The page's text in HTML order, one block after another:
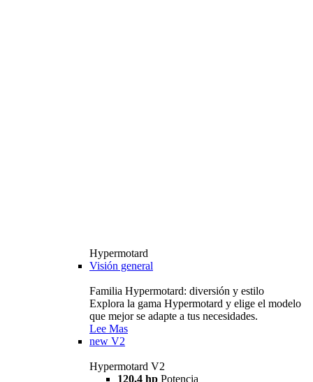
Hypermotard
Visión general
Familia Hypermotard: diversión y estilo
Explora la gama Hypermotard y elige el modelo
que mejor se adapte a tus necesidades.
Lee Mas
new V2
Hypermotard V2
120,4 hp Potencia